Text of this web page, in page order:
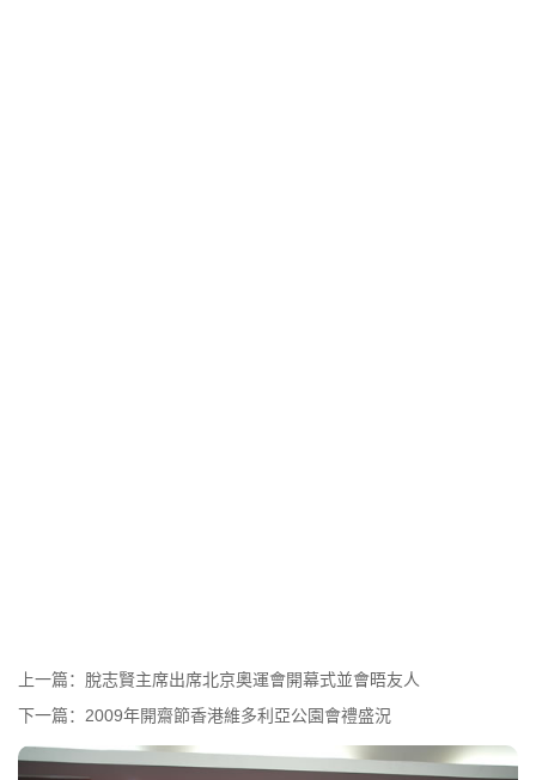
上一篇： 脫志賢主席出席北京奧運會開幕式並會晤友人
下一篇： 2009年開齋節香港維多利亞公園會禮盛況